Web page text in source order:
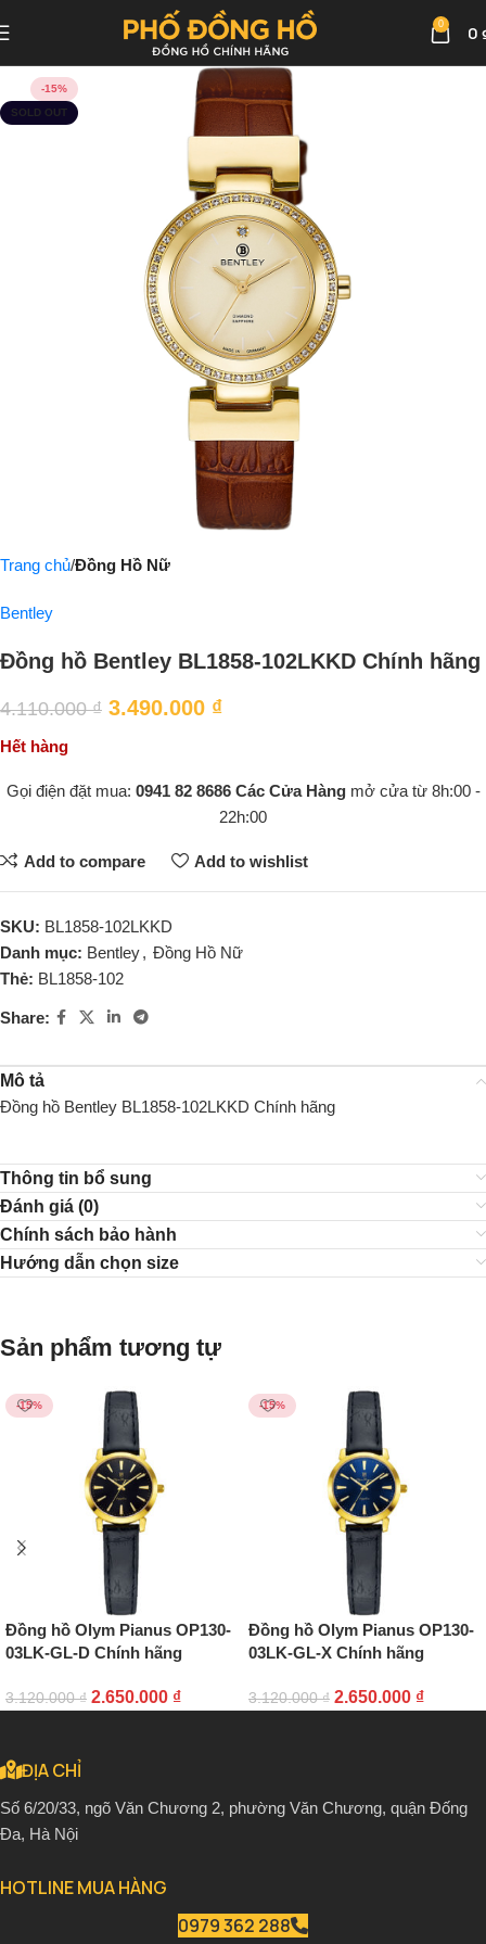
0 0
-15%
SOLD OUT
Trang chủ Đồng Hồ Nữ
Bentley
Đồng hồ Bentley BL1858-102LKKD Chính hãng
4.110.000₫ 3.490.000 ₫
Hết hàng
Gọi điện đặt mua: 0941 82 8686 Các Cửa Hàng mở cửa từ 8h:00 -
22h:00
Add to compare Add to wishlist
SKU: BL1858-102LKKD
Danh mục: Bentley, Đồng Hồ Nữ
Thẻ: BL1858-102
Share:
Mô tả
Đồng hồ Bentley BL1858-102LKKD Chính hãng
Thông tin bổ sung
Đánh giá (0)
Chính sách bảo hành
Hướng dẫn chọn size
Sản phẩm tương tự
-15%
Đồng hồ Olym Pianus OP130-
03LK-GL-D Chính hãng
3.120.000₫ 2.650.000 ₫
-15%
Đồng hồ Olym Pianus OP130-
03LK-GL-X Chính hãng
3.120.000₫ 2.650.000 ₫
ĐỊA CHỈ
Số 6/20/33, ngõ Văn Chương 2, phường Văn Chương, quận Đống
Đa, Hà Nội
HOTLINE MUA HÀNG
0979 362 288